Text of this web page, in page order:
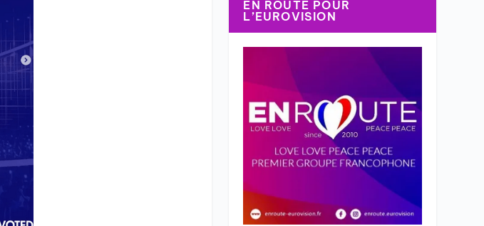
EN ROUTE POUR
L’EUROVISION